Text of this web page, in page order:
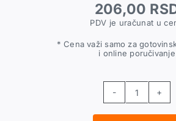
206,00
PDV je uračunat u
* Cena važi samo za
i online poručivanje
Brzi